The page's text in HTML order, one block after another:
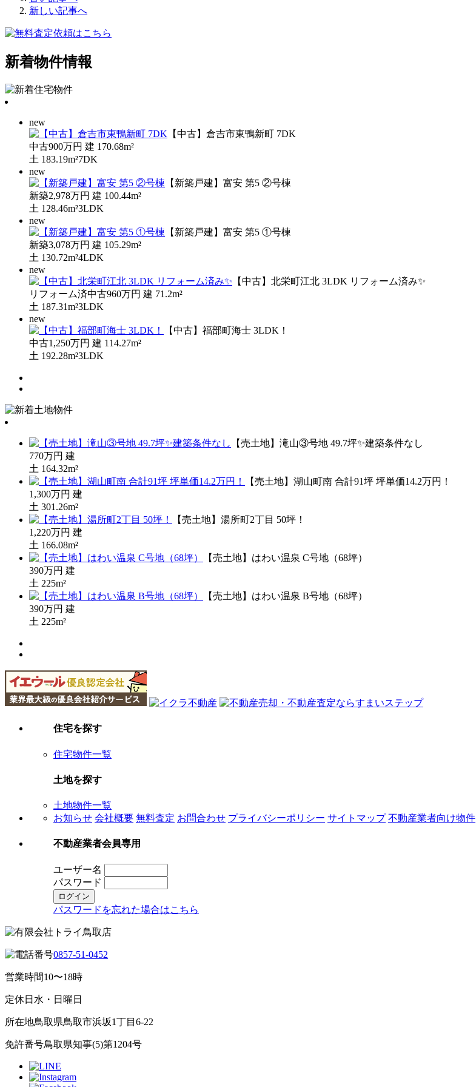
新しい記事へ
新着物件情報
new
【中古】倉吉市東鴨新町 7DK
中古900万円 建 170.68m²
土 183.19m²7DK
new
【新築戸建】富安 第5 ②号棟
新築2,978万円 建 100.44m²
土 128.46m²3LDK
new
【新築戸建】富安 第5 ①号棟
新築3,078万円 建 105.29m²
土 130.72m²4LDK
new
【中古】北栄町江北 3LDK リフォーム済み✨
リフォーム済中古960万円 建 71.2m²
土 187.31m²3LDK
new
【中古】福部町海士 3LDK！
中古1,250万円 建 114.27m²
土 192.28m²3LDK
【売土地】滝山③号地 49.7坪✨建築条件なし
770万円 建
土 164.32m²
【売土地】湖山町南 合計91坪 坪単価14.2万円！
1,300万円 建
土 301.26m²
【売土地】湯所町2丁目 50坪！
1,220万円 建
土 166.08m²
【売土地】はわい温泉 C号地（68坪）
390万円 建
土 225m²
【売土地】はわい温泉 B号地（68坪）
390万円 建
土 225m²
住宅を探す
住宅物件一覧
土地を探す
土地物件一覧
お知らせ 会社概要 無料査定 お問合わせ プライバシーポリシー サイトマップ 不動産業者向け物件
不動産業者会員専用
ユーザー名
パスワード
パスワードを忘れた場合はこちら
0857-51-0452
営業時間10〜18時
定休日 水・日曜日
所在地鳥取県鳥取市浜坂1丁目6-22
免許番号鳥取県知事(5)第1204号